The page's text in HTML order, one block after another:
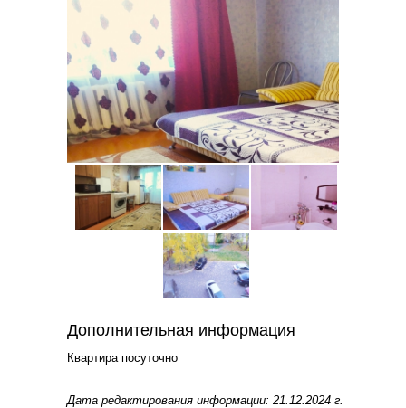
Дополнительная информация
Квартира посуточно
Дата редактирования информации: 21.12.2024 г.